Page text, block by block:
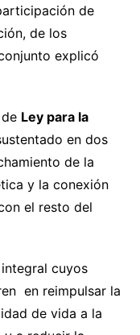
de
de los
explicó
Ley para la
en dos
de la
y la conexión
el resto del
cuyos
en reimpulsar la
de vida a la